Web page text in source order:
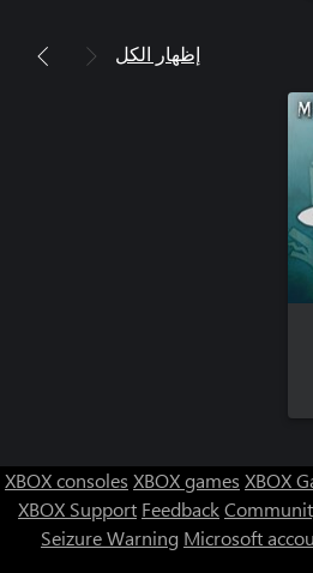
إظهار الكل
XBOX consoles XBOX games XBOX
XBOX Support Feedback
Seizure Warning Microsoft